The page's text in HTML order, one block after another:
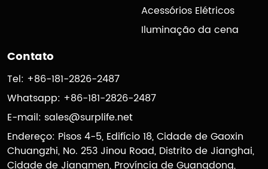
Acessórios Elétricos
Iluminação da cena
Contato
Tel: +86-181-2826-2487
Whatsapp: +86-181-2826-2487
E-mail: sales@surplife.net
Endereço: Pisos 4-5, Edifício 18, Cidade de Gaoxin
Chuangzhi, No. 253 Jinou Road, Distrito de Jianghai,
Cidade de Jiangmen, Província de Guangdong,